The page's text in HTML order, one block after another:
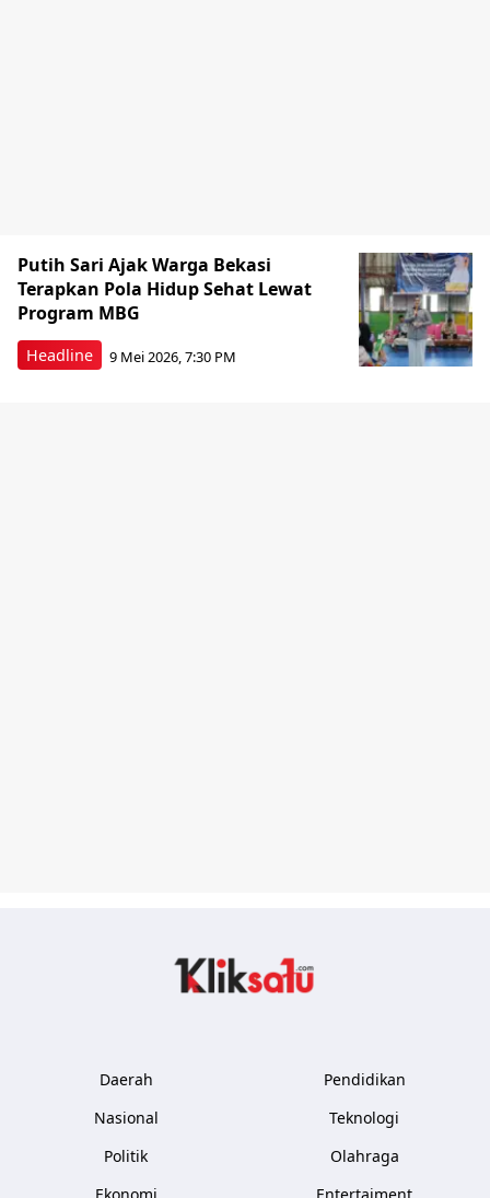
Headline
Putih Sari Ajak Warga Bekasi
Terapkan Pola Hidup Sehat Lewat
Program MBG
9 Mei 2026, 7:30 PM
Daerah
Nasional
Politik
Pendidikan
Teknologi
Olahraga